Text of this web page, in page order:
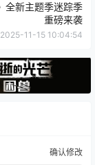
全新主题季迷踪季
重磅来袭
2025-11-15 10:04:54
确认修改